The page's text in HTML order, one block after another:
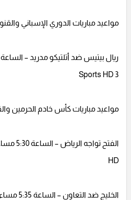
مواعيد مباريات الدوري الإسباني
Sports HD 3
مواعيد مباريات كأس خادم الحرمين
HD